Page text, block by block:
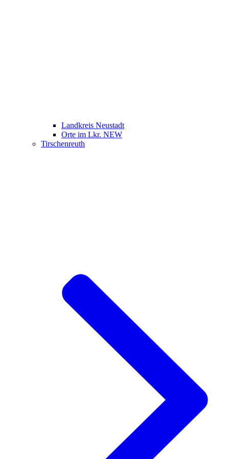
Landkreis Neustadt
Orte im Lkr. NEW
Tirschenreuth